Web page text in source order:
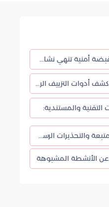
إعلانات الحج الوهمية: قبضة أمنية تنهي نشاط عصابة التزييف بالعاصمة المقدسة
تفاصيل المداهمة وكشف أدوات التزييف الرقمي
والمستندية:
الإجراءات القانونية المتبعة والتحذيرات الرسمية
عن الأنشطة المشبوهة